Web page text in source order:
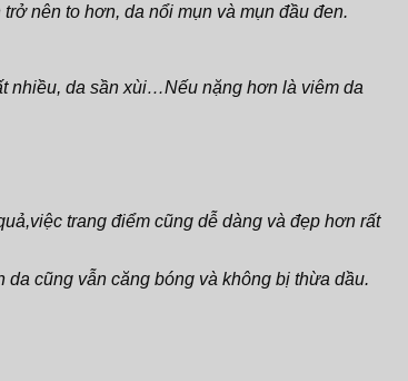
nên to hơn, da nổi mụn và mụn đầu đen.
nhiều, da sần xùi…Nếu nặng hơn là viêm da
trang điểm cũng dễ dàng và đẹp hơn rất
cũng vẫn căng bóng và không bị thừa dầu.